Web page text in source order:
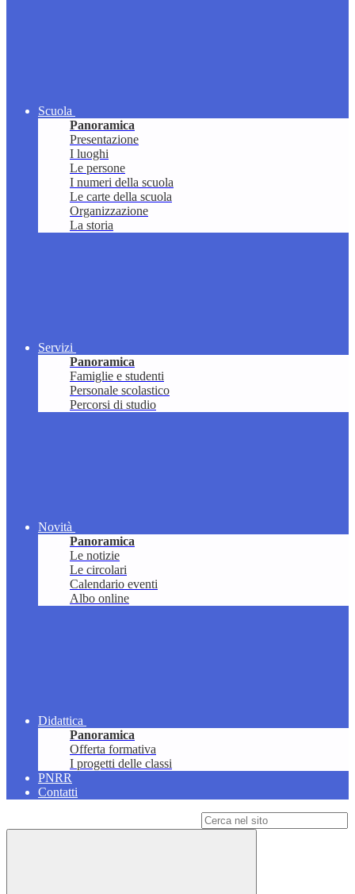
Scuola
Panoramica
Presentazione
I luoghi
Le persone
I numeri della scuola
Le carte della scuola
Organizzazione
La storia
Servizi
Panoramica
Famiglie e studenti
Personale scolastico
Percorsi di studio
Novità
Panoramica
Le notizie
Le circolari
Calendario eventi
Albo online
Didattica
Panoramica
Offerta formativa
I progetti delle classi
PNRR
Contatti